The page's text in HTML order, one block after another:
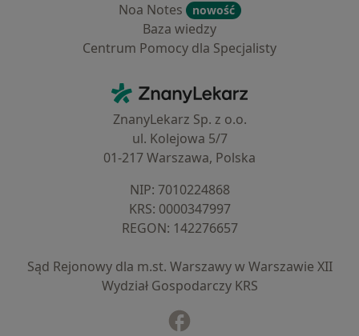
Noa Notes
nowość
Baza wiedzy
Centrum Pomocy dla Specjalisty
ZnanyLekarz - Strona główna
ZnanyLekarz Sp. z o.o.
ul. Kolejowa 5/7
01-217 Warszawa, Polska
NIP: ⁠7010224868
KRS: ⁠0000347997
REGON: ⁠142276657
Sąd Rejonowy dla m.st. Warszawy w Warszawie XII
Wydział Gospodarczy KRS